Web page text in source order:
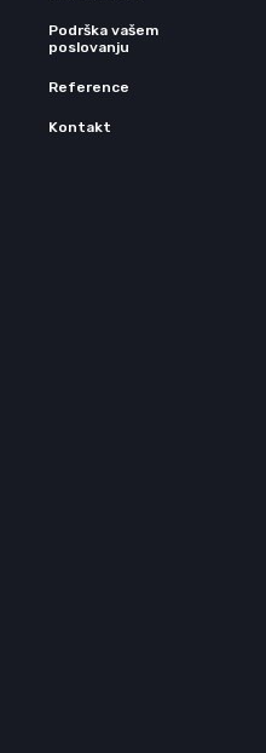
Podrška vašem
poslovanju
Reference
Kontakt